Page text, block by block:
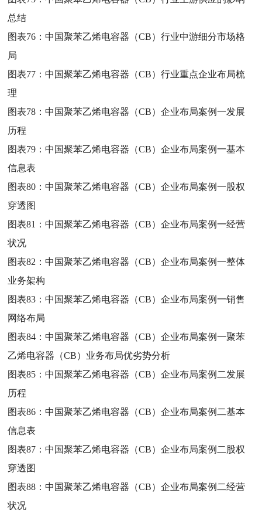
总结
图表76：中国聚苯乙烯电容器（CB）行业中游细分市场格
局
图表77：中国聚苯乙烯电容器（CB）行业重点企业布局梳
理
图表78：中国聚苯乙烯电容器（CB）企业布局案例一发展
历程
图表79：中国聚苯乙烯电容器（CB）企业布局案例一基本
信息表
图表80：中国聚苯乙烯电容器（CB）企业布局案例一股权
穿透图
图表81：中国聚苯乙烯电容器（CB）企业布局案例一经营
状况
图表82：中国聚苯乙烯电容器（CB）企业布局案例一整体
业务架构
图表83：中国聚苯乙烯电容器（CB）企业布局案例一销售
网络布局
图表84：中国聚苯乙烯电容器（CB）企业布局案例一聚苯
乙烯电容器（CB）业务布局优劣势分析
图表85：中国聚苯乙烯电容器（CB）企业布局案例二发展
历程
图表86：中国聚苯乙烯电容器（CB）企业布局案例二基本
信息表
图表87：中国聚苯乙烯电容器（CB）企业布局案例二股权
穿透图
图表88：中国聚苯乙烯电容器（CB）企业布局案例二经营
状况